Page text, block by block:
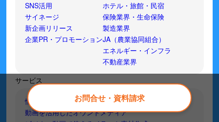
お問合せ・資料請求
SNS活用
サイネージ
新企画リリース
企業PR・プロモーション
ホテル・旅館・民宿
保険業界・生命保険
製造業界
JA（農業協同組合）
エネルギー・インフラ
不動産業界
サービス
情報発信プラットフォームとは
動画を活用したオウンドメディア